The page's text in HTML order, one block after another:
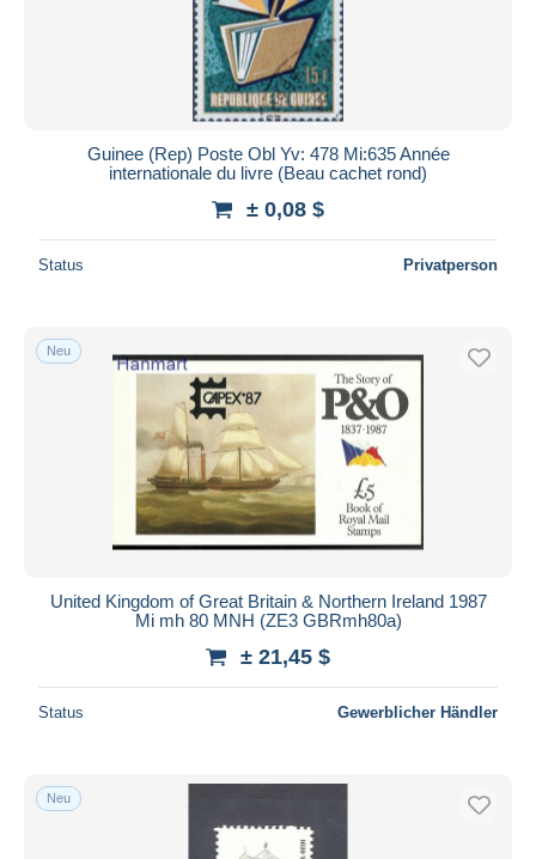
Guinee (Rep) Poste Obl Yv: 478 Mi:635 Année
internationale du livre (Beau cachet rond)
± 0,08 $
Status Privatperson
Neu
United Kingdom of Great Britain & Northern Ireland 1987
Mi mh 80 MNH (ZE3 GBRmh80a)
± 21,45 $
Status Gewerblicher Händler
Neu